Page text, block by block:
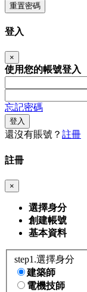
重置密碼
登入
×
使用您的帳號登入
忘記密碼
登入
還沒有賬號？ 註冊
註冊
×
選擇身分
創建帳號
基本資料
step1.選擇身分
建築師
電機技師